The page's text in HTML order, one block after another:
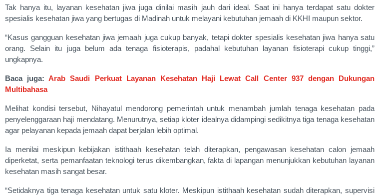
Tak hanya itu, layanan kesehatan jiwa juga dinilai masih jauh dari ideal. Saat ini hanya terdapat satu dokter
spesialis kesehatan jiwa yang bertugas di Madinah untuk melayani kebutuhan jemaah di KKHI maupun sektor.
“Kasus gangguan kesehatan jiwa jemaah juga cukup banyak, tetapi dokter spesialis kesehatan jiwa hanya satu
orang. Selain itu juga belum ada tenaga fisioterapis, padahal kebutuhan layanan fisioterapi cukup tinggi,”
ungkapnya.
Baca juga:Arab Saudi Perkuat Layanan Kesehatan Haji Lewat Call Center 937 dengan Dukungan
Multibahasa
Melihat kondisi tersebut, Nihayatul mendorong pemerintah untuk menambah jumlah tenaga kesehatan pada
penyelenggaraan haji mendatang. Menurutnya, setiap kloter idealnya didampingi sedikitnya tiga tenaga kesehatan
agar pelayanan kepada jemaah dapat berjalan lebih optimal.
Ia menilai meskipun kebijakan istithaah kesehatan telah diterapkan, pengawasan kesehatan calon jemaah
diperketat, serta pemanfaatan teknologi terus dikembangkan, fakta di lapangan menunjukkan kebutuhan layanan
kesehatan masih sangat besar.
“Setidaknya tiga tenaga kesehatan untuk satu kloter. Meskipun istithaah kesehatan sudah diterapkan, supervisi